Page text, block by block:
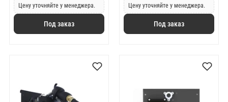
Цену уточняйте у менеджера.
Под заказ
Цену уточняйте у менеджера.
Под заказ